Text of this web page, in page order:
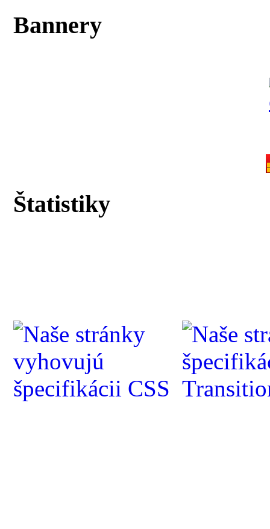
Bannery
Štatistiky